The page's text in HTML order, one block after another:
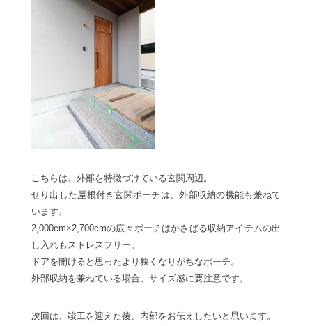
こちらは、外部を特徴づけている玄関周辺。
せり出した屋根付き玄関ポーチは、外部収納の機能も兼ねて
います。
2,000cm×2,700cmの広々ポーチはかさばる収納アイテムの出
し入れもストレスフリー。
ドアを開けると思ったより狭くなりがちなポーチ。
外部収納を兼ねている場合、サイズ感に要注意です。
次回は、竣工を迎えた後、内部をお伝えしたいと思います。